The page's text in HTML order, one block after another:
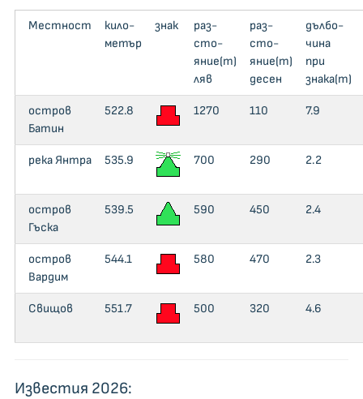
Местност
кило­
метър
знак
раз­
сто­
яние(m)
ляв
раз­
сто­
яние(m)
десен
дъл­бо­
чи­на
при
знака(m)
остров
Батин
522.8 1270 110 7.9
река Янтра 535.9 700 290 2.2
остров
Гъска
539.5 590 450 2.4
остров
Вардим
544.1 580 470 2.3
Свищов 551.7 500 320 4.6
Известия 2026: